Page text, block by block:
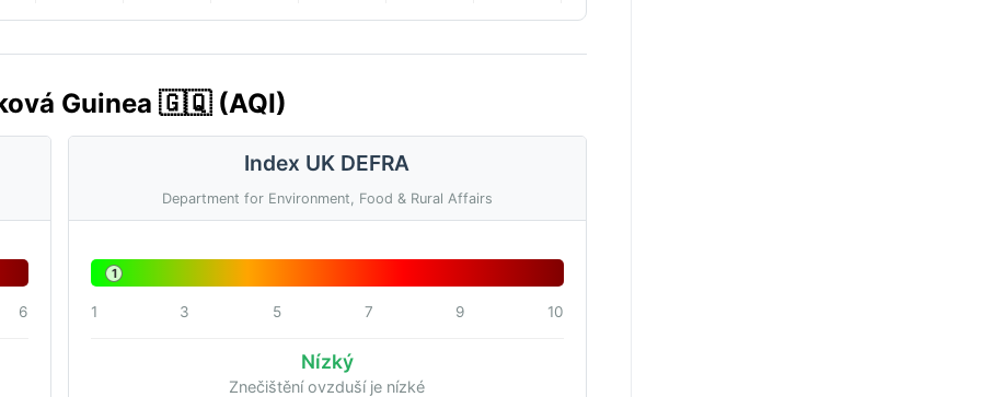
Guinea 🇬🇶 (AQI)
6
Index UK DEFRA
Department for Environment, Food & Rural Affairs
1
1 3 5 7 9 10
Nízký
Znečištění ovzduší je nízké